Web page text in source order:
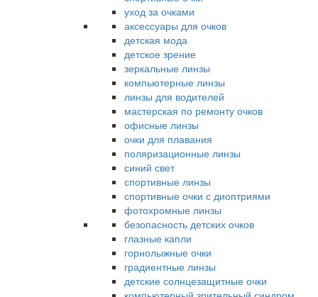
уход за очками
аксессуары для очков
детская мода
детское зрение
зеркальные линзы
компьютерные линзы
линзы для водителей
мастерская по ремонту очков
офисные линзы
очки для плавания
поляризационные линзы
синий свет
спортивные линзы
спортивные очки с диоптриями
фотохромные линзы
безопасность детских очков
глазные капли
горнолыжные очки
градиентные линзы
детские солнцезащитные очки